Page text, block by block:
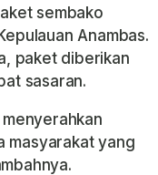
sembako
Anambas.
paket diberikan
sasaran.
masyarakat yang